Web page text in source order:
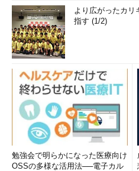
より広がったカリ
指す (1/2)
勉強会で明らかになった医療向け
OSSの多様な活用法──電子カル